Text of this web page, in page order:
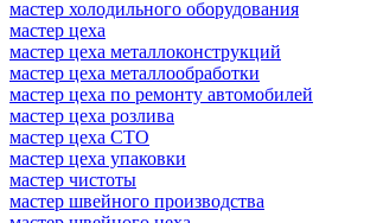
мастер холодильного оборудования
мастер цеха
мастер цеха металлоконструкций
мастер цеха металлообработки
мастер цеха по ремонту автомобилей
мастер цеха розлива
мастер цеха СТО
мастер цеха упаковки
мастер чистоты
мастер швейного производства